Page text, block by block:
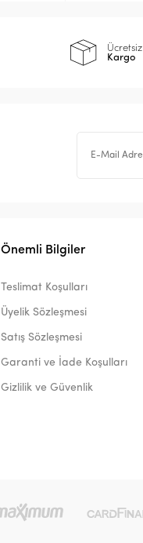
Ücretsiz
Kargo
Önemli Bilgiler
Teslimat Koşulları
Üyelik Sözleşmesi
Satış Sözleşmesi
Garanti ve İade Koşulları
Gizlilik ve Güvenlik